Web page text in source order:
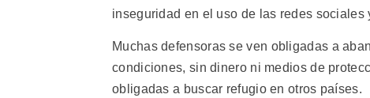
inseguridad en el uso de las redes
Muchas defensoras se ven obligadas a
condiciones, sin dinero ni medios de
obligadas a buscar refugio en otros países.